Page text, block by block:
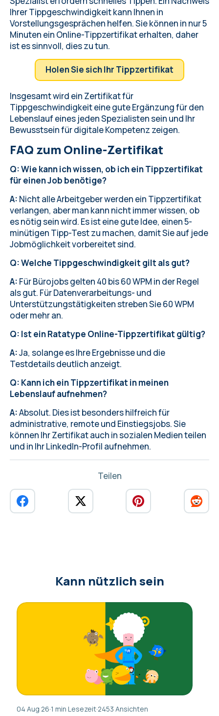
Ihrer Tippgeschwindigkeit kann Ihnen in
Vorstellungsgesprächen helfen. Sie können in nur 5
Minuten ein Online-Tippzertifikat erhalten, daher
ist es sinnvoll, dies zu tun.
Holen Sie sich Ihr Tippzertifikat
Insgesamt wird ein Zertifikat für
Tippgeschwindigkeit eine gute Ergänzung für den
Lebenslauf eines jeden Spezialisten sein und Ihr
Bewusstsein für digitale Kompetenz zeigen.
FAQ zum Online-Zertifikat
Q: Wie kann ich wissen, ob ich ein Tippzertifikat
für einen Job benötige?
A: Nicht alle Arbeitgeber werden ein Tippzertifikat
verlangen, aber man kann nicht immer wissen, ob
es nötig sein wird. Es ist eine gute Idee, einen 5-
minütigen Tipp-Test zu machen, damit Sie auf jede
Jobmöglichkeit vorbereitet sind.
Q: Welche Tippgeschwindigkeit gilt als gut?
A: Für Bürojobs gelten 40 bis 60 WPM in der Regel
als gut. Für Datenverarbeitungs- und
Unterstützungstätigkeiten streben Sie 60 WPM
oder mehr an.
Q: Ist ein Ratatype Online-Tippzertifikat gültig?
A:Ja, solange es Ihre Ergebnisse und die
Testdetails deutlich anzeigt.
Q: Kann ich ein Tippzertifikat in meinen
Lebenslauf aufnehmen?
A:Absolut. Dies ist besonders hilfreich für
administrative, remote und Einstiegsjobs. Sie
können Ihr Zertifikat auch in sozialen Medien teilen
und in Ihr LinkedIn-Profil aufnehmen.
Teilen
Kann nützlich sein
04 Aug 26·1 min Lesezeit·2453 Ansichten